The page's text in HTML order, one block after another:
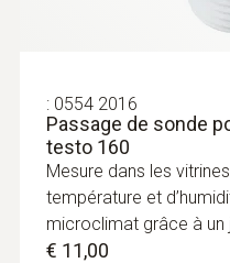
: 0554 2016
Passage de sonde
testo 160
Mesure dans les
température et
microclimat grâce à
€ 11,00